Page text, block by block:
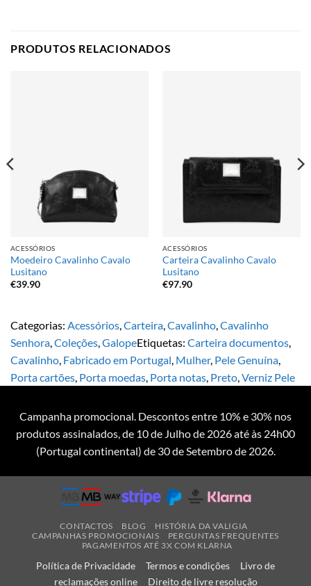
PRODUTOS RELACIONADOS
ACESSÓRIOS
Moedeiro Cavalinho Cavalo
Lusitano
€39.90
ACESSÓRIOS
Carteira Cavalinho Cavalo
Lusitano
€97.90
Categorias: Acessórios Carteira Cavalinho Cavalinho
Senhora Coleções GalopeEtiquetas: Carteira documentos
Cavalinho Fabricado em Portugal Mulher, Pele Genuína
Porta cartões Porta moedas Porta notas Preto Verniz Pele
Campanha promocional. Descontos entre 10% e 30% nos
produtos assinalados, de 10 de Julho de 2026 até às 24h00
(Portugal continental) de 30 de Setembro de 2026.
CONTACTOS BLOG
HISTÓRIA DA VALIGIA
CAMPANHAS PROMOCIONAIS
PERGUNTAS FREQUENTES
PAGAMENTOS ATÉ 3X COM KLARNA
Política de Privacidade Termos e condições
Livro de
reclamações online
Direito de livre resolução